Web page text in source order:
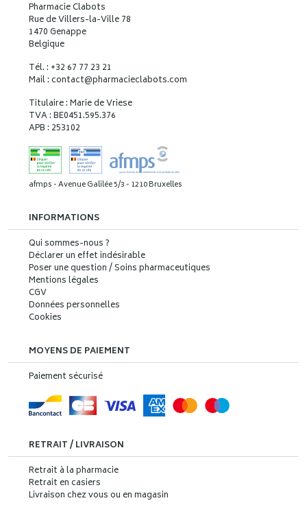
Pharmacie Clabots
Rue de Villers-la-Ville 78
1470 Genappe
Belgique
Tél. : +32 67 77 23 21
Mail : contact@pharmacieclabots.com
Titulaire : Marie de Vriese
TVA : BE0451.595.376
APB : 253102
afmps - Avenue Galilée 5/3 - 1210 Bruxelles
INFORMATIONS
Qui sommes-nous ?
Déclarer un effet indésirable
Poser une question / Soins pharmaceutiques
Mentions légales
CGV
Données personnelles
Cookies
MOYENS DE PAIEMENT
Paiement sécurisé
RETRAIT / LIVRAISON
Retrait à la pharmacie
Retrait en casiers
Livraison chez vous ou en magasin